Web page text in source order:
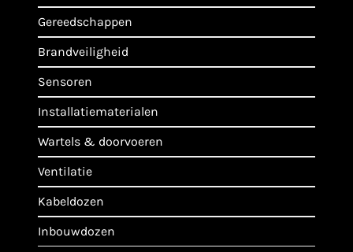
gereedschappen
brandveiligheid
sensoren
installatiematerialen
wartels & doorvoeren
ventilatie
kabeldozen
inbouwdozen